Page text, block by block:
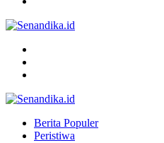
Berita Populer
Peristiwa